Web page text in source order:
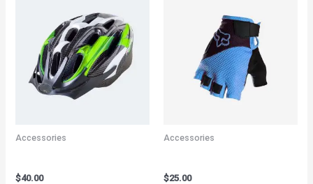
Accessories
$40.00
Accessories
$25.00